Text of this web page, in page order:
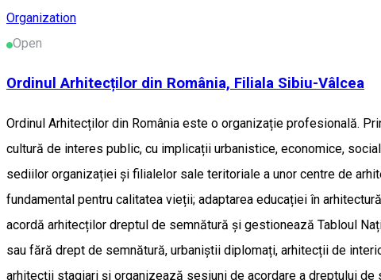
Organization
Open
Ordinul Arhitecților din România, Filiala Sibiu-Vâlcea
Ordinul Arhitecților din România este o organizație profesională.
cultură de interes public, cu implicații urbanistice, economice,
sediilor organizației și filialelor sale teritoriale a unor centre de
fundamental pentru calitatea vieții; adaptarea educației în
acordă arhitecților dreptul de semnătură și gestionează Tabloul
sau fără drept de semnătură, urbaniștii diplomați, arhitecții de
arhitecții stagiari și organizează sesiuni de acordare a dreptului